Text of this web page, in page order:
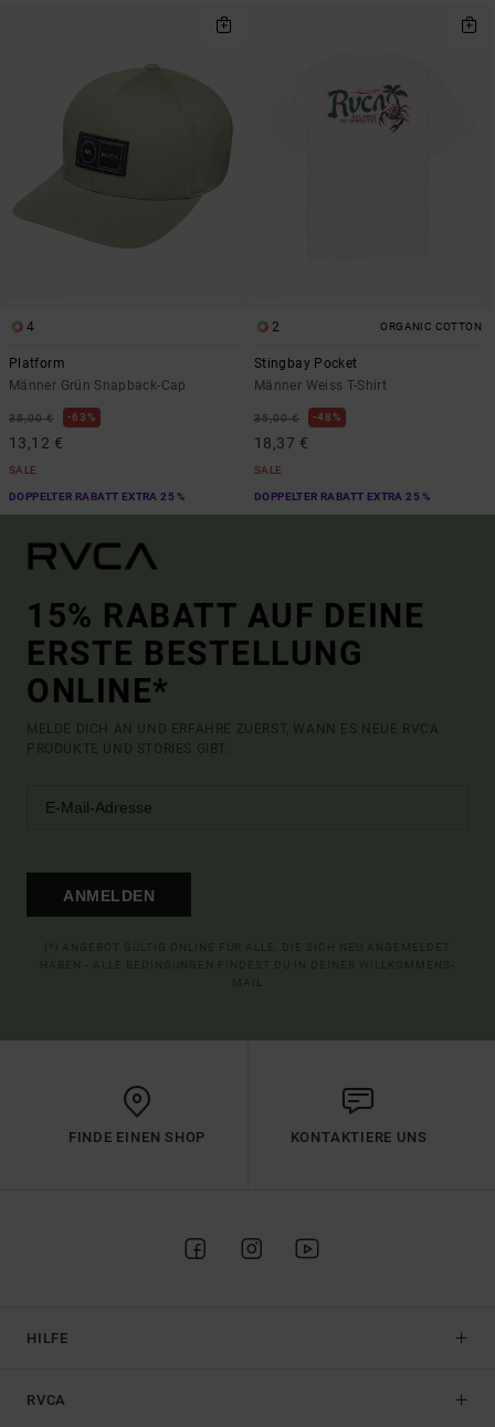
4
Platform
Männer Grün Snapback-Cap
35,00 € 63%
13,12 €
SALE
DOPPELTER RABATT EXTRA 25 %
2 ORGANIC COTTON
Stingbay Pocket
Männer Weiss T-Shirt
35,00 € 48%
18,37 €
SALE
DOPPELTER RABATT EXTRA 25 %
15% RABATT AUF DEINE
ERSTE BESTELLUNG
ONLINE*
MELDE DICH AN UND ERFAHRE ZUERST, WANN ES NEUE RVCA
PRODUKTE UND STORIES GIBT.
ANMELDEN
FINDE EINEN SHOP KONTAKTIERE UNS
HILFE
RVCA